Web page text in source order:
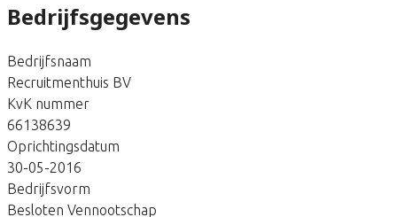
Bedrijfsgegevens
Bedrijfsnaam
Recruitmenthuis BV
KvK nummer
66138639
Oprichtingsdatum
30-05-2016
Bedrijfsvorm
Besloten Vennootschap